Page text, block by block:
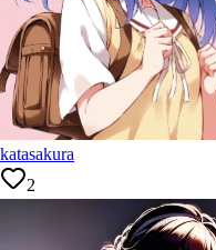
katasakura
2